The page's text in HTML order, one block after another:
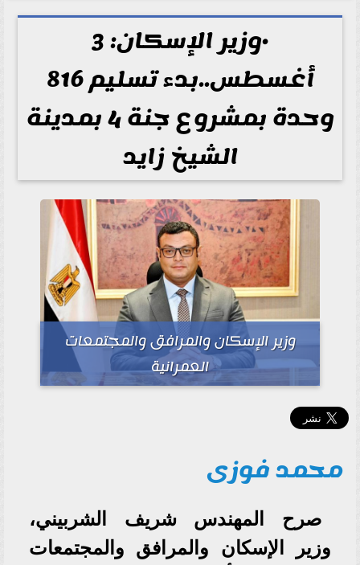
2025-07-18 15:57:42
•وزير الإسكان: 3
أغسطس..بدء تسليم 816
وحدة بمشروع جنة 4 بمدينة
الشيخ زايد
وزير الإسكان والمرافق والمجتمعات
العمرانية
محمد فوزى
صرح المهندس شريف الشربيني،
وزير الإسكان والمرافق والمجتمعات